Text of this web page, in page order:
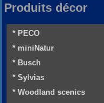
Produits décor
* PECO
* miniNatur
* Busch
* Sylvias
* Woodland scenics